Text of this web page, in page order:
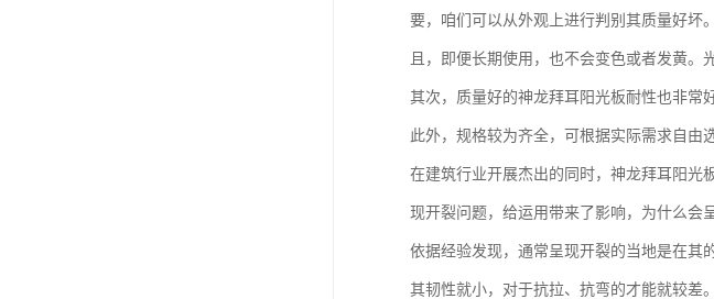
要，咱们可以从外观上进行判别其质量好坏
且，即便长期使用，也不会变色或者发黄。
其次，质量好的神龙拜耳阳光板耐性也非常
此外，规格较为齐全，可根据实际需求自由
在建筑行业开展杰出的同时，神龙拜耳阳光
现开裂问题，给运用带来了影响，为什么会
依据经验发现，通常呈现开裂的当地是在其
其韧性就小，对于抗拉、抗弯的才能就较差